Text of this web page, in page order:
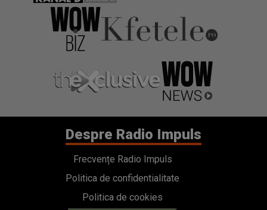
Despre Radio Impuls
Frecvențe Radio Impuls
Politica de confidentialitate
Politica de cookies